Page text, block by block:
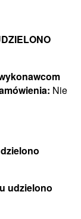
Nie
udzielono